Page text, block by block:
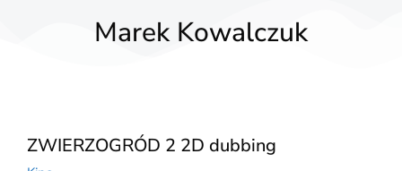
Marek Kowalczuk
ZWIERZOGRÓD 2 2D dubbing